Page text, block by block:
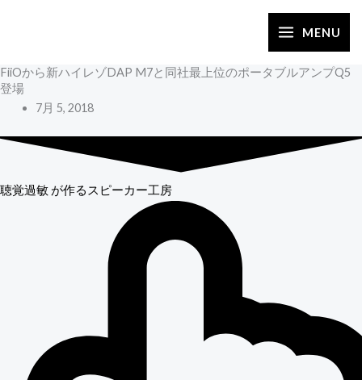
ス
キ
プ
MENU
FiiOから新ハイレゾDAP M7と同社最上位のポータブルアンプQ5
登場
7月 5, 2018
聴覚過敏 が作るスピーカー工房